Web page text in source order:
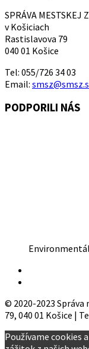
SPRÁVA MESTSKEJ
v Košiciach
Rastislavova 79
040 01 Košice
Tel: 055/726 34 03
Email:
PODPORILI NÁS
© 2020-2023 Správa
79, 040 01 Košice |
Používame cookies